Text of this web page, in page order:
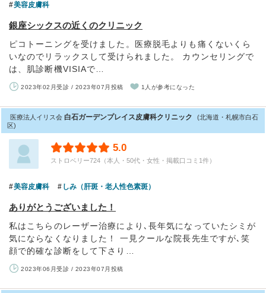
美容皮膚科
銀座シックスの近くのクリニック
ピコトーニングを受けました。医療脱毛よりも痛くないくら
いなのでリラックスして受けられました。 カウンセリングで
は、肌診断機VISIAで…
2023年02月受診 / 2023年07月投稿 1人が参考になった
医療法人イリス会 白石ガーデンプレイス皮膚科クリニック
(北海道・札幌市白石
区)
5.0
ストロベリー724（本人・50代・女性・掲載口コミ1件）
美容皮膚科 しみ（肝斑・老人性色素斑）
ありがとうございました！
私はこちらのレーザー治療により､長年気になっていたシミが
気にならなくなりました！ 一見クールな院長先生ですが､笑
顔で的確な診断をして下さり…
2023年06月受診 / 2023年07月投稿